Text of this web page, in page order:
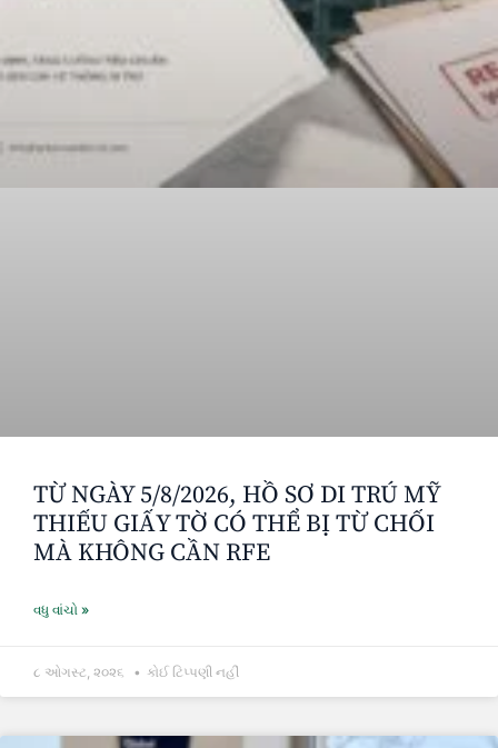
TỪ NGÀY 5/8/2026, HỒ SƠ DI TRÚ MỸ
THIẾU GIẤY TỜ CÓ THỂ BỊ TỪ CHỐI
MÀ KHÔNG CẦN RFE
વધુ વાંચો »
૮ ઓગસ્ટ, ૨૦૨૬ કોઈ ટિપ્પણી નહીં